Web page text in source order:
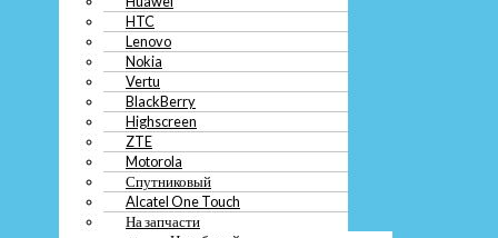
HTC
Lenovo
Nokia
Vertu
BlackBerry
Highscreen
ZTE
Motorola
Спутниковый
Alcatel One Touch
На запчасти